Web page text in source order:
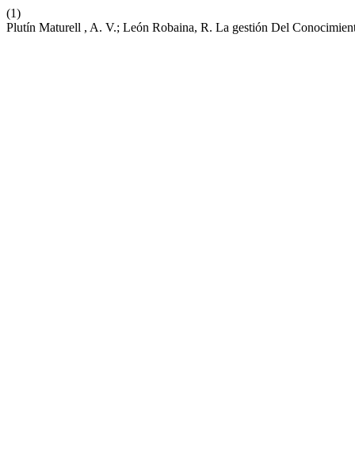
(1)
Plutín Maturell , A. V.; León Robaina, R. La gestión Del